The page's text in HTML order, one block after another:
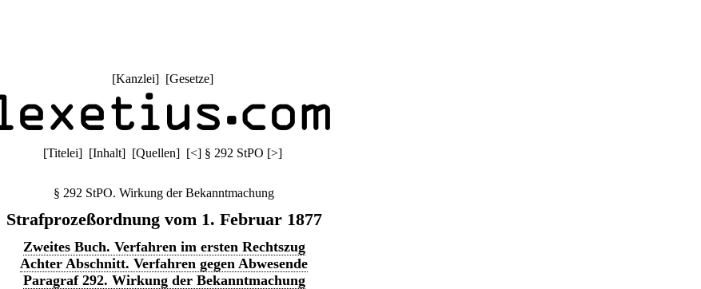
[Kanzlei] [Gesetze]
[Titelei] [Inhalt] [Quellen] [<] § 292 StPO [>]
§ 292 StPO. Wirkung der Bekanntmachung
Strafprozeßordnung vom 1. Februar 1877
Zweites Buch. Verfahren im ersten Rechtszug
Achter Abschnitt. Verfahren gegen Abwesende
Paragraf 292. Wirkung der Bekanntmachung